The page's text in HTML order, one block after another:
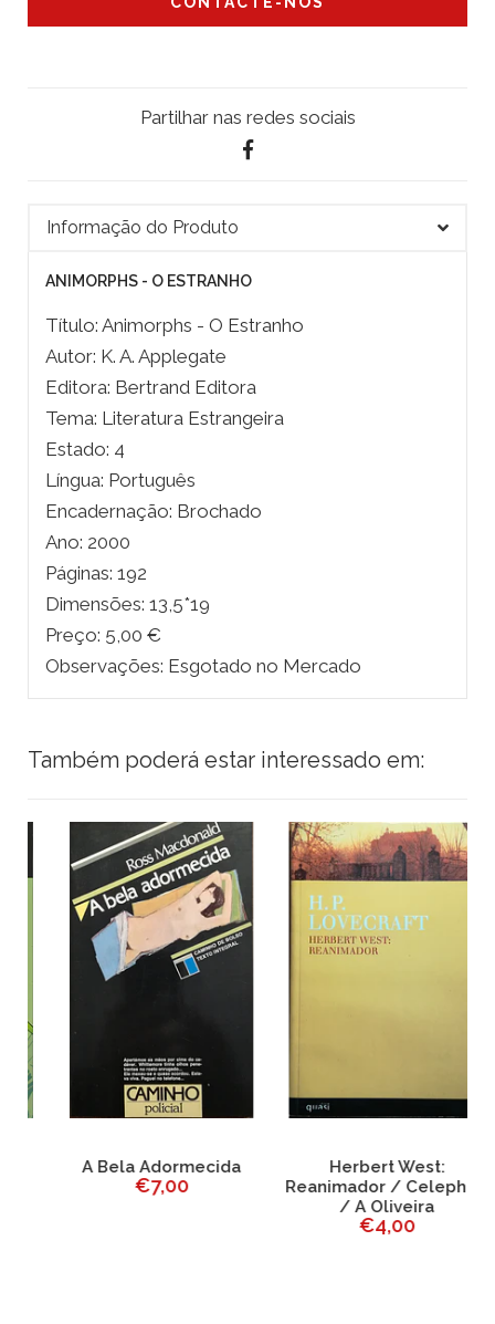
Partilhar nas redes sociais
Informação do Produto
ANIMORPHS - O ESTRANHO
Título: Animorphs - O Estranho
Autor: K. A. Applegate
Editora: Bertrand Editora
Tema: Literatura Estrangeira
Estado: 4
Língua: Português
Encadernação: Brochado
Ano: 2000
Páginas: 192
Dimensões: 13,5*19
Preço: 5,00 €
Observações: Esgotado no Mercado
Também poderá estar interessado em:
A Bela Adormecida
€7,00
Herbert West:
Reanimador / Celephais
/ A Oliveira
€4,00